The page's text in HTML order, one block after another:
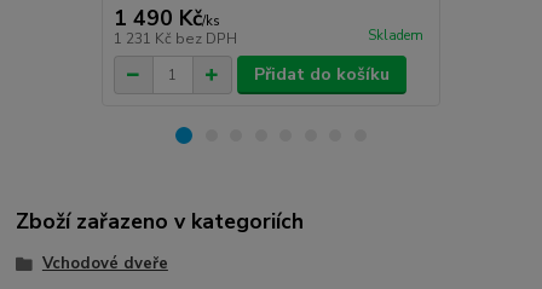
1 490 Kč/ks
1 231 Kč bez DPH Skladem
Přidat do košíku
Zboží zařazeno v kategoriích
Vchodové dveře